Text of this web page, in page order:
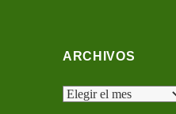
ARCHIVOS
Archivos